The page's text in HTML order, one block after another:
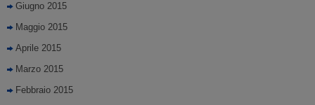
Giugno 2015
Maggio 2015
Aprile 2015
Marzo 2015
Febbraio 2015